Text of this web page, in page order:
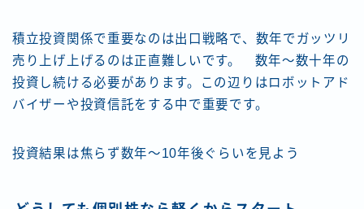
積立投資関係で重要なのは出口戦略で、数年でガッツリ
売り上げ上げるのは正直難しいです。 数年〜数十年の
投資し続ける必要があります。この辺りはロボットアド
バイザーや投資信託をする中で重要です。
投資結果は焦らず数年〜10年後ぐらいを見よう